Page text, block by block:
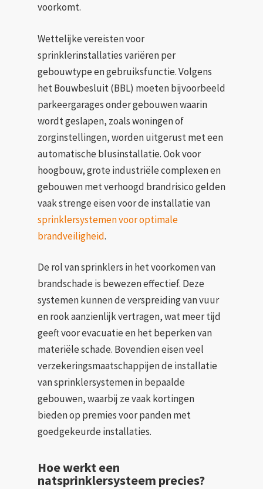
voorkomt.
Wettelijke vereisten voor
sprinklerinstallaties variëren per
gebouwtype en gebruiksfunctie. Volgens
het Bouwbesluit (BBL) moeten bijvoorbeeld
parkeergarages onder gebouwen waarin
wordt geslapen, zoals woningen of
zorginstellingen, worden uitgerust met een
automatische blusinstallatie. Ook voor
hoogbouw, grote industriële complexen en
gebouwen met verhoogd brandrisico gelden
vaak strenge eisen voor de installatie van
sprinklersystemen voor optimale
brandveiligheid.
De rol van sprinklers in het voorkomen van
brandschade is bewezen effectief. Deze
systemen kunnen de verspreiding van vuur
en rook aanzienlijk vertragen, wat meer tijd
geeft voor evacuatie en het beperken van
materiële schade. Bovendien eisen veel
verzekeringsmaatschappijen de installatie
van sprinklersystemen in bepaalde
gebouwen, waarbij ze vaak kortingen
bieden op premies voor panden met
goedgekeurde installaties.
Hoe werkt een
natsprinklersysteem precies?